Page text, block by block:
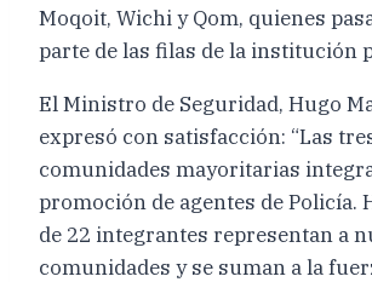
Moqoit, Wichi y Qom, quienes
parte de las filas de la institución
El Ministro de Seguridad, Hugo
expresó con satisfacción: “Las
comunidades mayoritarias
promoción de agentes de Policía.
de 22 integrantes representan a
comunidades y se suman a la